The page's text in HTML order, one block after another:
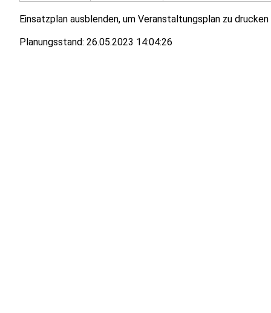
Einsatzplan ausblenden, um Veranstaltungsplan zu drucken
Planungsstand: 26.05.2023 14:04:26